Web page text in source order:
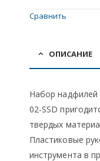
Сравнить
ОПИСАНИЕ
Набор надфилей
02-SSD
твердых
Пластиковые
инструмента в